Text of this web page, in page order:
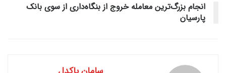
انجام بزرگ‌ترین معامله خروج از بنگاه‌داری از سوی بانک
پارسیان